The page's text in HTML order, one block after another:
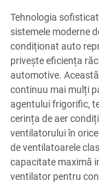
Tehnologia
sistemele moderne
condiționat auto
privește eficiența
automotive.
continuu mai mulți
agentului frigorific,
cerința de aer
ventilatorului în
de ventilatoarele
capacitate maximă
ventilator pentru